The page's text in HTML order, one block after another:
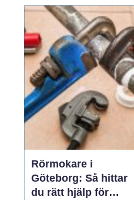
kombinera låg
uppvärmningskostnad
med hög komfort och
lägre klimatpåverkan. En
pelletskamin ger snabb,
jämn värm...
Rörmokare i
Göteborg: Så hittar
du rätt hjälp för